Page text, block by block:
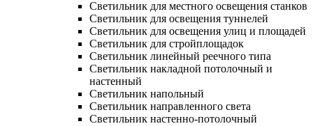
Светильник для местного освещения станков
Светильник для освещения туннелей
Светильник для освещения улиц и площадей
Светильник для стройплощадок
Светильник линейный реечного типа
Светильник накладной потолочный и
настенный
Светильник напольный
Светильник направленного света
Светильник настенно-потолочный